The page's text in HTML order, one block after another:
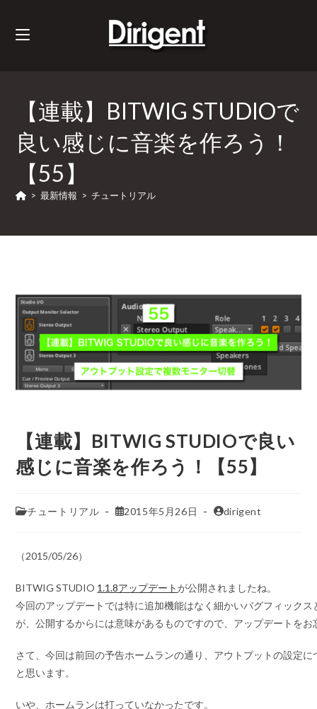
【連載】BITWIG STUDIOで
良い感じに音楽を作ろう！
【55】
> 最新情報 > チュートリアル
【連載】BITWIG STUDIOで良い
感じに音楽を作ろう！【55】
チュートリアル 2015年5月26日 dirigent
（2015/05/26）
BITWIG STUDIO 1.1.8アップデートが公開されましたね。
今回のアップデートでは特に追加機能はなく細かいバグフィックス
が、公開するからには意味があるものですので、アップデートをお
さて、今回は前回の予告ホームランの通り、アウトプットの設定
と思います。
いや、ホームランは打っていなかったです。